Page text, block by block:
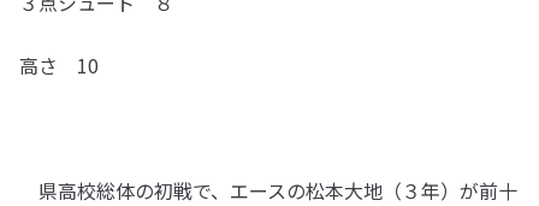
高さ 10
県高校総体の初戦で、エースの松本大地（３年）が前十